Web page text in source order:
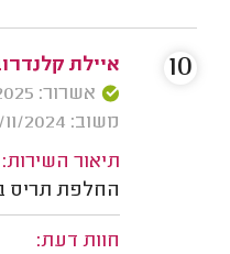
איילת
אשרור: 26/03/2025
משוב: 24/11/2024
תיאור השירות:
החלפת תריס
חוות דעת:
10